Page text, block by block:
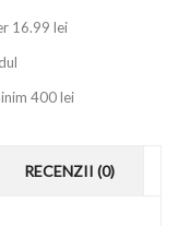
16.99 lei
400 lei
RECENZII (0)